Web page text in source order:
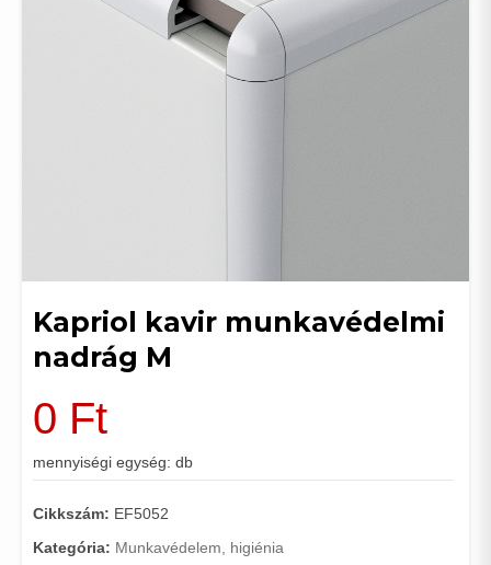
Kapriol kavir munkavédelmi
nadrág M
0 Ft
mennyiségi egység: db
Cikkszám: EF5052
Kategória: Munkavédelem, higiénia